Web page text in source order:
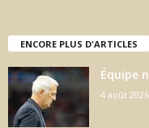
ENCORE PLUS D'ARTICLES
Équipe
4 août 2026